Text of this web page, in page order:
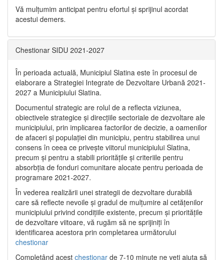
Vă mulţumim anticipat pentru efortul şi sprijinul acordat
acestui demers.
Chestionar SIDU 2021-2027
În perioada actuală, Municipiul Slatina este în procesul de
elaborare a Strategiei Integrate de Dezvoltare Urbană 2021‐
2027 a Municipiului Slatina.
Documentul strategic are rolul de a reflecta viziunea,
obiectivele strategice și direcțiile sectoriale de dezvoltare ale
municipiului, prin implicarea factorilor de decizie, a oamenilor
de afaceri și populației din municipiu, pentru stabilirea unui
consens în ceea ce privește viitorul municipiului Slatina,
precum și pentru a stabili prioritățile și criteriile pentru
absorbția de fonduri comunitare alocate pentru perioada de
programare 2021-2027.
În vederea realizării unei strategii de dezvoltare durabilă
care să reflecte nevoile și gradul de mulțumire al cetățenilor
municipiului privind condițiile existente, precum și prioritățile
de dezvoltare viitoare, vă rugăm să ne sprijiniți în
identificarea acestora prin completarea următorului
chestionar
Completând acest chestionar de 7-10 minute ne veți ajuta să